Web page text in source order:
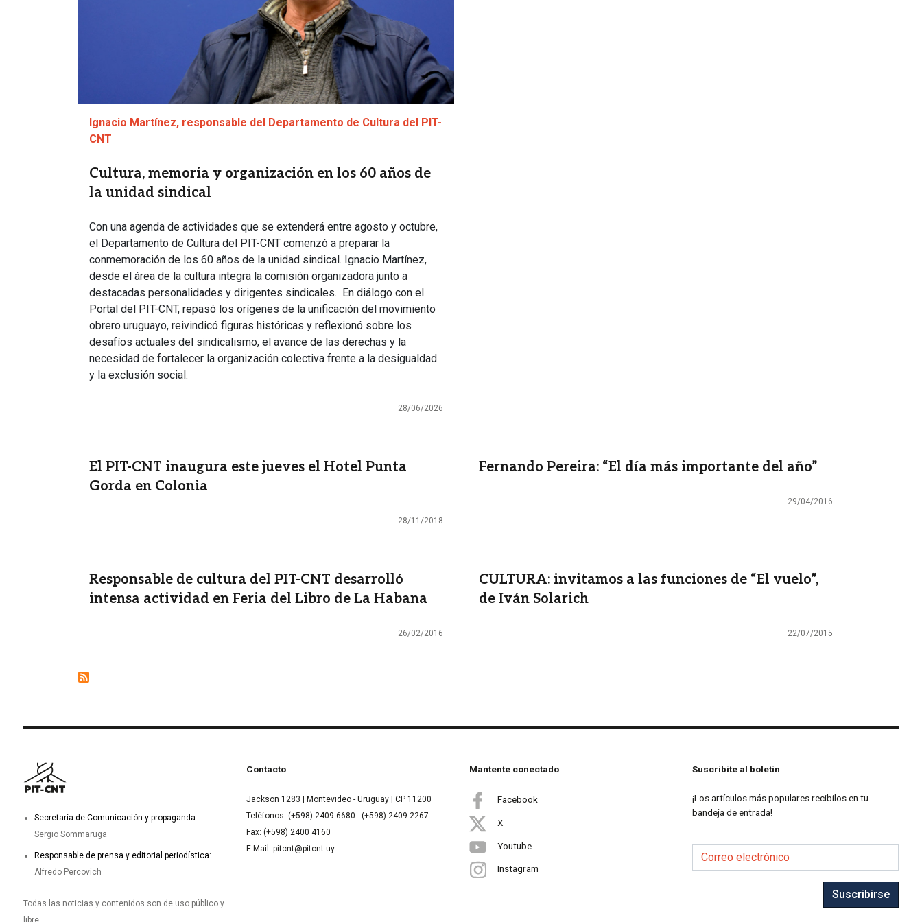
Ignacio Martínez, responsable del Departamento de Cultura del PIT-
CNT
Cultura, memoria y organización en los 60 años de
la unidad sindical
Con una agenda de actividades que se extenderá entre agosto y octubre,
el Departamento de Cultura del PIT-CNT comenzó a preparar la
conmemoración de los 60 años de la unidad sindical. Ignacio Martínez,
desde el área de la cultura integra la comisión organizadora junto a
destacadas personalidades y dirigentes sindicales. En diálogo con el
Portal del PIT-CNT, repasó los orígenes de la unificación del movimiento
obrero uruguayo, reivindicó figuras históricas y reflexionó sobre los
desafíos actuales del sindicalismo, el avance de las derechas y la
necesidad de fortalecer la organización colectiva frente a la desigualdad
y la exclusión social.
28/06/2026
El PIT-CNT inaugura este jueves el Hotel Punta
Gorda en Colonia
28/11/2018
Fernando Pereira: “El día más importante del año”
29/04/2016
Responsable de cultura del PIT-CNT desarrolló
intensa actividad en Feria del Libro de La Habana
26/02/2016
CULTURA: invitamos a las funciones de “El vuelo”,
de Iván Solarich
22/07/2015
Secretaría de Comunicación y propaganda:
Sergio Sommaruga
Responsable de prensa y editorial periodística:
Alfredo Percovich
Todas las noticias y contenidos son de uso público y
libre.
Contacto
Jackson 1283 | Montevideo - Uruguay | CP 11200
Teléfonos: (+598) 2409 6680 - (+598) 2409 2267
Fax: (+598) 2400 4160
E-Mail: pitcnt@pitcnt.uy
Mantente conectado
Facebook
X
Youtube
Instagram
Suscribite al boletín
¡Los artículos más populares recibilos en tu
bandeja de entrada!
Correo electrónico
Suscribirse